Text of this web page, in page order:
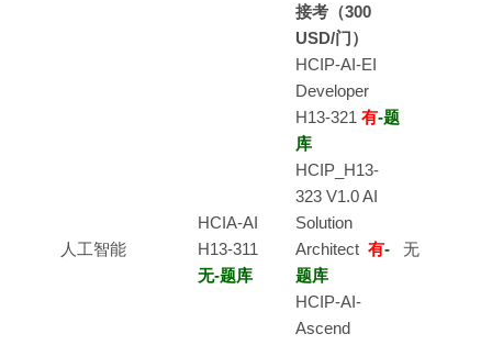
人工智能
HCIA-AI
H13-311
无-题库
接考（300
USD/门）
无
HCIP-AI-EI
Developer
H13-321 有-题
库
HCIP_H13-
323 V1.0 AI
Solution
Architect 有-
题库
HCIP-AI-
Ascend